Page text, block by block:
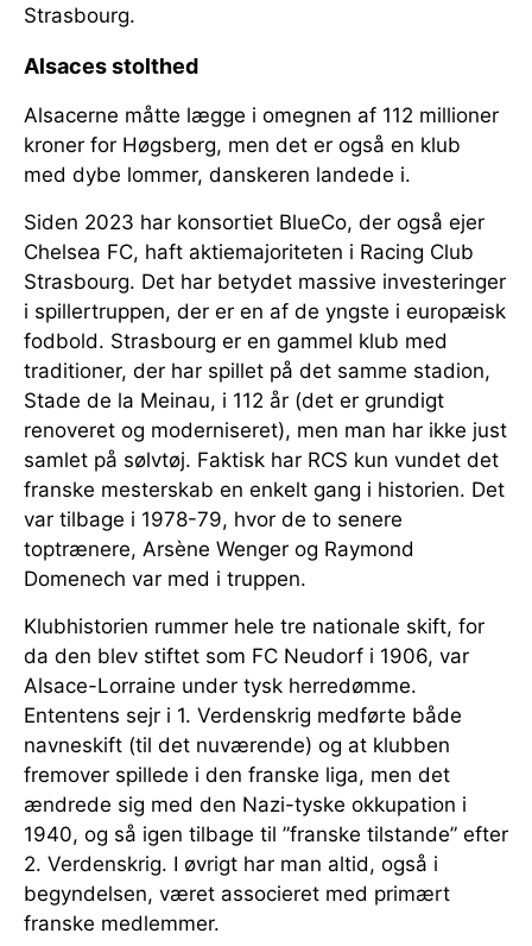
Strasbourg.
Alsaces stolthed
Alsacerne måtte lægge i omegnen af 112 millioner
kroner for Høgsberg, men det er også en klub
med dybe lommer, danskeren landede i.
Siden 2023 har konsortiet BlueCo, der også ejer
Chelsea FC, haft aktiemajoriteten i Racing Club
Strasbourg. Det har betydet massive investeringer
i spillertruppen, der er en af de yngste i europæisk
fodbold. Strasbourg er en gammel klub med
traditioner, der har spillet på det samme stadion,
Stade de la Meinau, i 112 år (det er grundigt
renoveret og moderniseret), men man har ikke just
samlet på sølvtøj. Faktisk har RCS kun vundet det
franske mesterskab en enkelt gang i historien. Det
var tilbage i 1978-79, hvor de to senere
toptrænere, Arsène Wenger og Raymond
Domenech var med i truppen.
Klubhistorien rummer hele tre nationale skift, for
da den blev stiftet som FC Neudorf i 1906, var
Alsace-Lorraine under tysk herredømme.
Ententens sejr i 1. Verdenskrig medførte både
navneskift (til det nuværende) og at klubben
fremover spillede i den franske liga, men det
ændrede sig med den Nazi-tyske okkupation i
1940, og så igen tilbage til ”franske tilstande” efter
2. Verdenskrig. I øvrigt har man altid, også i
begyndelsen, været associeret med primært
franske medlemmer.